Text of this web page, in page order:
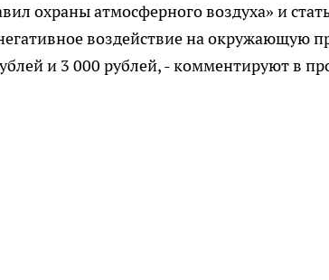
охраны атмосферного воздуха» и
воздействие на окружающую
и 3 000 рублей, - комментируют в